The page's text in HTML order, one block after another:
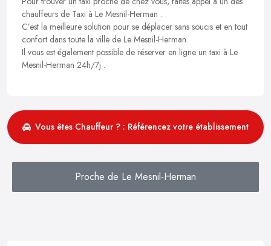
chauffeurs de Taxi à Le Mesnil-Herman .
C’est la meilleure solution pour se déplacer sans soucis et en tout
confort dans toute la ville de Le Mesnil-Herman.
Il vous est également possible de réserver en ligne un taxi à Le
Mesnil-Herman 24h/7j .
Vous êtes Chauffeur ? : Référencez votre établissement
Proche de Le Mesnil-Herman